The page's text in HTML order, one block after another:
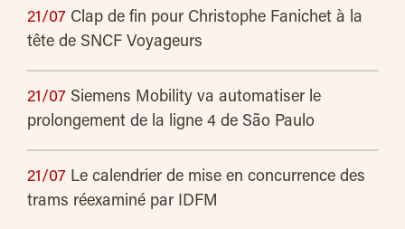
21/07 Clap de fin pour Christophe Fanichet à la
tête de SNCF Voyageurs
21/07 Siemens Mobility va automatiser le
prolongement de la ligne 4 de São Paulo
21/07 Le calendrier de mise en concurrence des
trams réexaminé par IDFM